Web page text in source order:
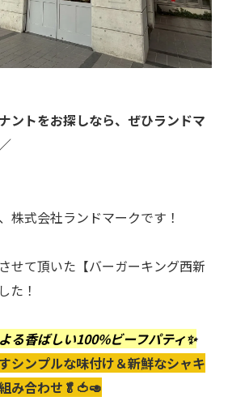
ントをお探しなら、ぜひランドマ
株式会社ランドマークです！
せて頂いた【バーガーキング西新
た！
る香ばしい100%ビーフパティ✨
シンプルな味付け＆新鮮なシャキ
み合わせ🥬🍅🥑